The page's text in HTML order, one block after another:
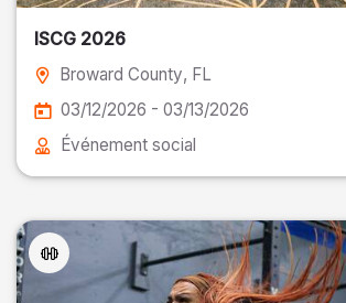
ISCG 2026
Broward County, FL
03/12/2026 - 03/13/2026
Événement social